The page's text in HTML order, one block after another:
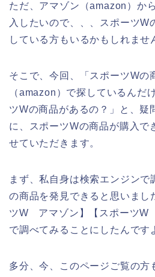
ただ、アマゾン（amazon）か
入したいので、、、スポーツW
している方もいるかもしれませ
そこで、今回、「スポーツWの
（amazon）で探しているんだ
ツWの商品があるの？」と、疑
に、スポーツWの商品が購入で
せていただきます。
まず、私自身は検索エンジンで
の商品を発見できると思いまし
ツW アマゾン】【スポーツW
で調べてみることにしたんです
多分、今、このページご覧の方